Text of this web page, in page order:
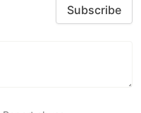
Subscribe